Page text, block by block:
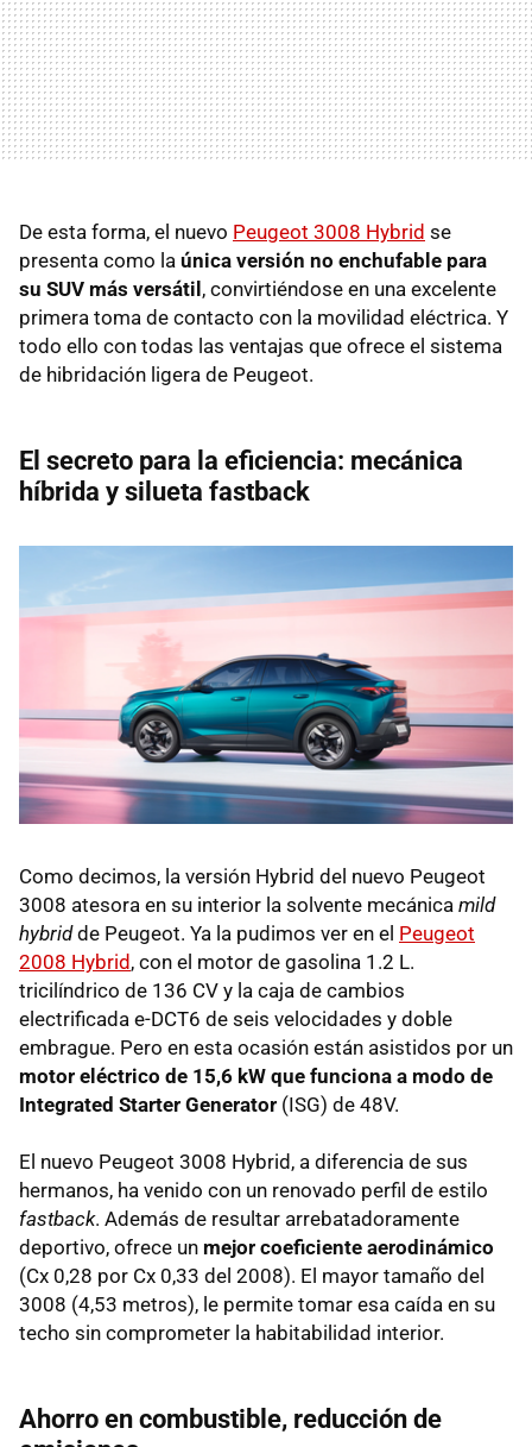
De esta forma, el nuevo Peugeot 3008 Hybrid se
presenta como la única versión no enchufable para
su SUV más versátil, convirtiéndose en una excelente
primera toma de contacto con la movilidad eléctrica. Y
todo ello con todas las ventajas que ofrece el sistema
de hibridación ligera de Peugeot.
El secreto para la eficiencia: mecánica
híbrida y silueta fastback
Como decimos, la versión Hybrid del nuevo Peugeot
3008 atesora en su interior la solvente mecánica mild
hybridde Peugeot. Ya la pudimos ver en el Peugeot
2008 Hybrid, con el motor de gasolina 1.2 L.
tricilíndrico de 136 CV y la caja de cambios
electrificada e-DCT6 de seis velocidades y doble
embrague. Pero en esta ocasión están asistidos por un
motor eléctrico de 15,6 kW que funciona a modo de
Integrated Starter Generator (ISG) de 48V.
El nuevo Peugeot 3008 Hybrid, a diferencia de sus
hermanos, ha venido con un renovado perfil de estilo
fastback. Además de resultar arrebatadoramente
deportivo, ofrece un mejor coeficiente aerodinámico
(Cx 0,28 por Cx 0,33 del 2008). El mayor tamaño del
3008 (4,53 metros), le permite tomar esa caída en su
techo sin comprometer la habitabilidad interior.
Ahorro en combustible, reducción de